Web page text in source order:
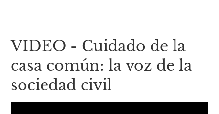
VIDEO - Cuidado de la
casa común: la voz de la
sociedad civil